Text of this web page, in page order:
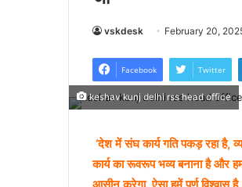
vskdesk February 20,
Facebook Twitter
keshav kunj delhi rss head office
‘देश में संघ कार्य गति पकड़ रहा है,
कार्य का रूवरूप भव्य बनाना है और
आसीन करेगा, ऐसा हमें पूर्ण